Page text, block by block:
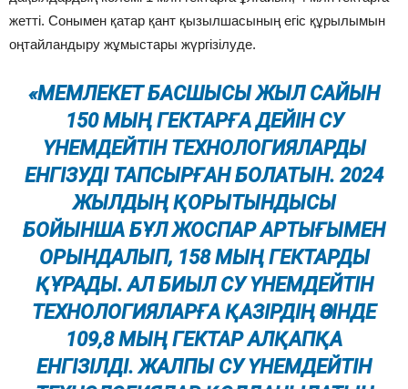
жетті. Сонымен қатар қант қызылшасының егіс құрылымын
оңтайландыру жұмыстары жүргізілуде.
«МЕМЛЕКЕТ БАСШЫСЫ ЖЫЛ САЙЫН
150 МЫҢ ГЕКТАРҒА ДЕЙІН СУ
ҮНЕМДЕЙТІН ТЕХНОЛОГИЯЛАРДЫ
ЕНГІЗУДІ ТАПСЫРҒАН БОЛАТЫН. 2024
ЖЫЛДЫҢ ҚОРЫТЫНДЫСЫ
БОЙЫНША БҰЛ ЖОСПАР АРТЫҒЫМЕН
ОРЫНДАЛЫП, 158 МЫҢ ГЕКТАРДЫ
ҚҰРАДЫ. АЛ БИЫЛ СУ ҮНЕМДЕЙТІН
ТЕХНОЛОГИЯЛАРҒА ҚАЗІРДІҢ ӨЗІНДЕ
109,8 МЫҢ ГЕКТАР АЛҚАПҚА
ЕНГІЗІЛДІ. ЖАЛПЫ СУ ҮНЕМДЕЙТІН